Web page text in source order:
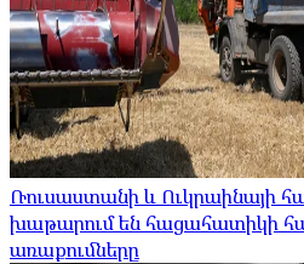
Ռուսաստանի և Ուկրաինայի
խաթարում են հացահատիկի
առաքումները